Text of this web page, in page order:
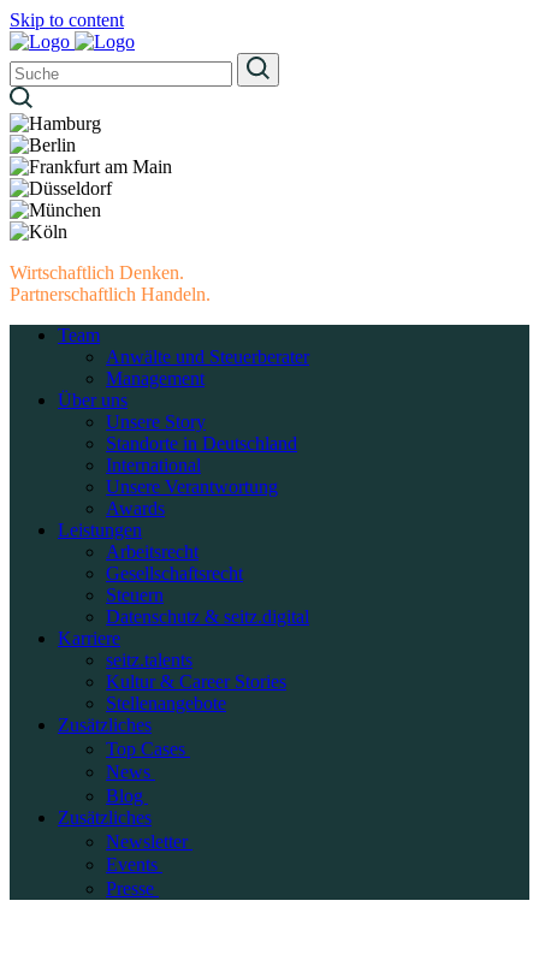
Skip to content
Wirtschaftlich Denken.
Partnerschaftlich Handeln.
Team
Anwälte und Steuerberater
Management
Über uns
Unsere Story
Standorte in Deutschland
International
Unsere Verantwortung
Awards
Leistungen
Arbeitsrecht
Gesellschaftsrecht
Steuern
Datenschutz & seitz.digital
Karriere
seitz.talents
Kultur & Career Stories
Stellenangebote
Zusätzliches
Top Cases
News
Blog
Zusätzliches
Newsletter
Events
Presse